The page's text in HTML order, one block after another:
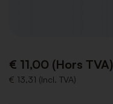
€ 11,00 (Hors TVA)
€ 13,31 (Incl. TVA)